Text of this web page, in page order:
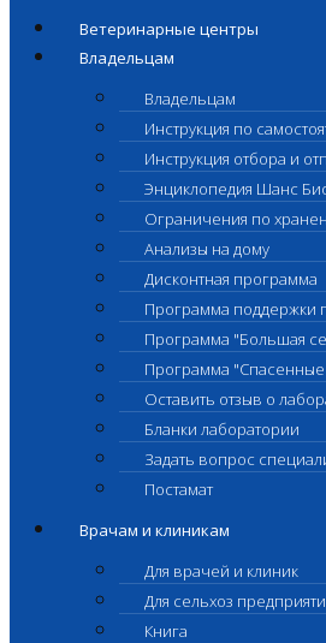
Ветеринарные центры
Владельцам
Владельцам
Инструкция по
Инструкция отбора и
Энциклопедия Шанс
Ограничения по
Анализы на дому
Дисконтная программа
Программа поддержки
Программа "Большая
Программа "Спасенные
Оставить отзыв о
Бланки лаборатории
Задать вопрос
Постамат
Врачам и клиникам
Для врачей и клиник
Для сельхоз
Книга